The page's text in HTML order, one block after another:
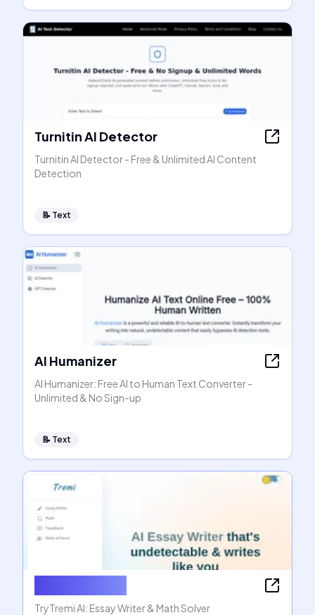
Turnitin AI Detector
Turnitin AI Detector - Free & Unlimited AI Content
Detection
📝 Text
AI Humanizer
AI Humanizer: Free AI to Human Text Converter -
Unlimited & No Sign-up
📝 Text
TryTremi AI: Essay Writer & Math Solver